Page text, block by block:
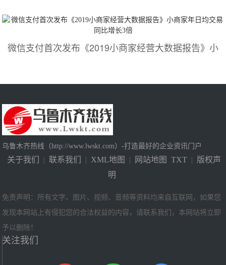
微信支付首次发布《2019小商家经营大数据报告》小
乌鲁木齐热线（http://www.lwskt.com）-打造最好的企业资讯门户
关于我们 | 联系我们 | XML地图 | 网站地图 TXT | 版权声
明
免责声明：所有文字、图片、视频、音频等资料均来自互联网，如果您
发现本网站上有侵犯您的合法权益的内容，请联系我们，本网站将立即
予以删除！
关注我们